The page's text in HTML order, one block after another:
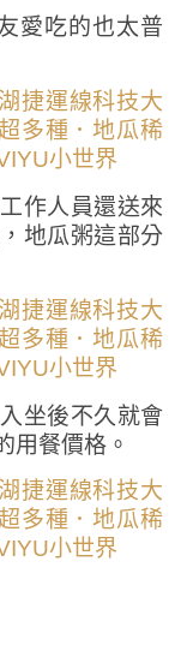
愛吃的也太普
作人員還送來
地瓜粥這部分
坐後不久就會
用餐價格。